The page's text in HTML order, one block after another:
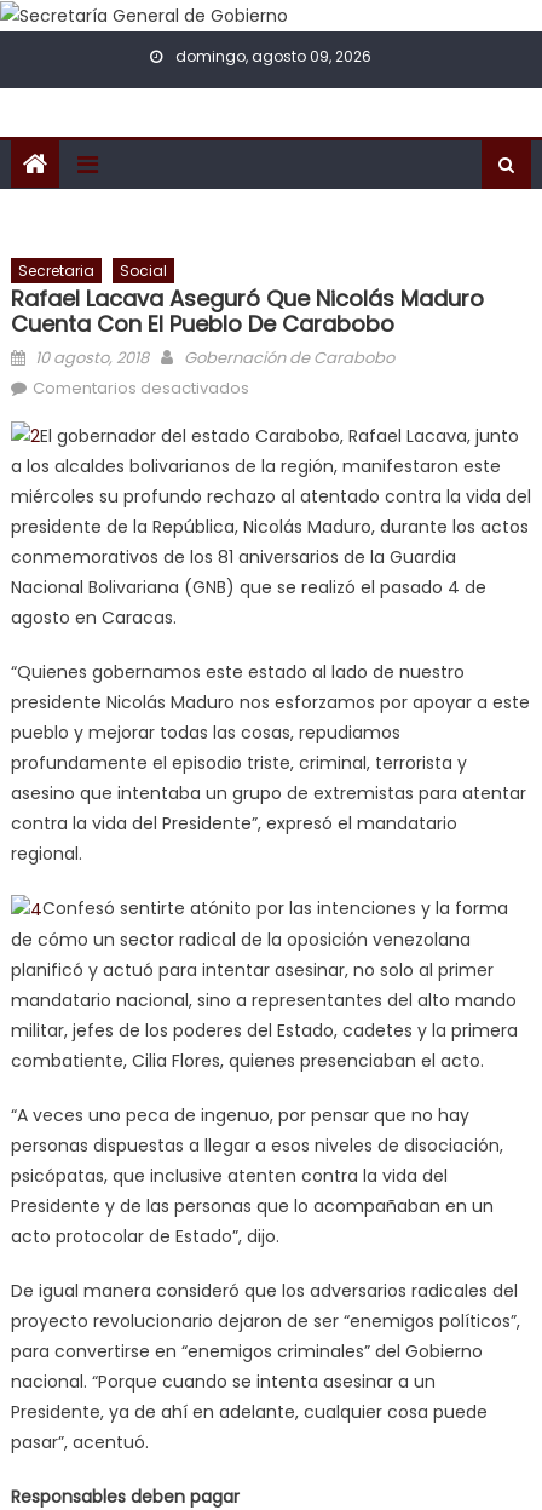
Skip to content
domingo, agosto 09, 2026
Secretaria Social
Rafael Lacava Aseguró Que Nicolás Maduro
Cuenta Con El Pueblo De Carabobo
Posted on
10 agosto, 2018 Author
Gobernación de Carabobo
Comentarios desactivados
pueblo de Carabobo
El gobernador del estado Carabobo, Rafael Lacava, junto
a los alcaldes bolivarianos de la región, manifestaron este
miércoles su profundo rechazo al atentado contra la vida del
presidente de la República, Nicolás Maduro, durante los actos
conmemorativos de los 81 aniversarios de la Guardia
Nacional Bolivariana (GNB) que se realizó el pasado 4 de
agosto en Caracas.
“Quienes gobernamos este estado al lado de nuestro
presidente Nicolás Maduro nos esforzamos por apoyar a este
pueblo y mejorar todas las cosas, repudiamos
profundamente el episodio triste, criminal, terrorista y
asesino que intentaba un grupo de extremistas para atentar
contra la vida del Presidente”, expresó el mandatario
regional.
Confesó sentirte atónito por las intenciones y la forma
de cómo un sector radical de la oposición venezolana
planificó y actuó para intentar asesinar, no solo al primer
mandatario nacional, sino a representantes del alto mando
militar, jefes de los poderes del Estado, cadetes y la primera
combatiente, Cilia Flores, quienes presenciaban el acto.
“A veces uno peca de ingenuo, por pensar que no hay
personas dispuestas a llegar a esos niveles de disociación,
psicópatas, que inclusive atenten contra la vida del
Presidente y de las personas que lo acompañaban en un
acto protocolar de Estado”, dijo.
De igual manera consideró que los adversarios radicales del
proyecto revolucionario dejaron de ser “enemigos políticos”,
para convertirse en “enemigos criminales” del Gobierno
nacional. “Porque cuando se intenta asesinar a un
Presidente, ya de ahí en adelante, cualquier cosa puede
pasar”, acentuó.
Responsables deben pagar